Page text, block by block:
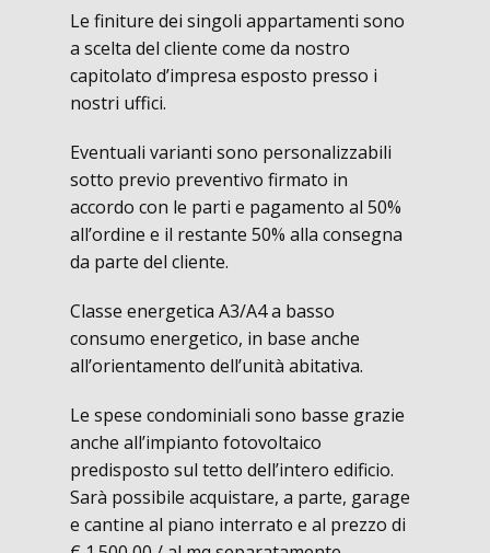
Le finiture dei singoli appartamenti sono
a scelta del cliente come da nostro
capitolato d’impresa esposto presso i
nostri uffici.
Eventuali varianti sono personalizzabili
sotto previo preventivo firmato in
accordo con le parti e pagamento al 50%
all’ordine e il restante 50% alla consegna
da parte del cliente.
Classe energetica A3/A4 a basso
consumo energetico, in base anche
all’orientamento dell’unità abitativa.
Le spese condominiali sono basse grazie
anche all’impianto fotovoltaico
predisposto sul tetto dell’intero edificio.
Sarà possibile acquistare, a parte, garage
e cantine al piano interrato e al prezzo di